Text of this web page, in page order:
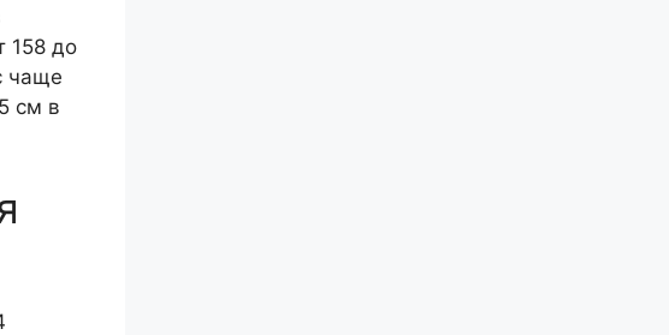
158 до
чаще
см в